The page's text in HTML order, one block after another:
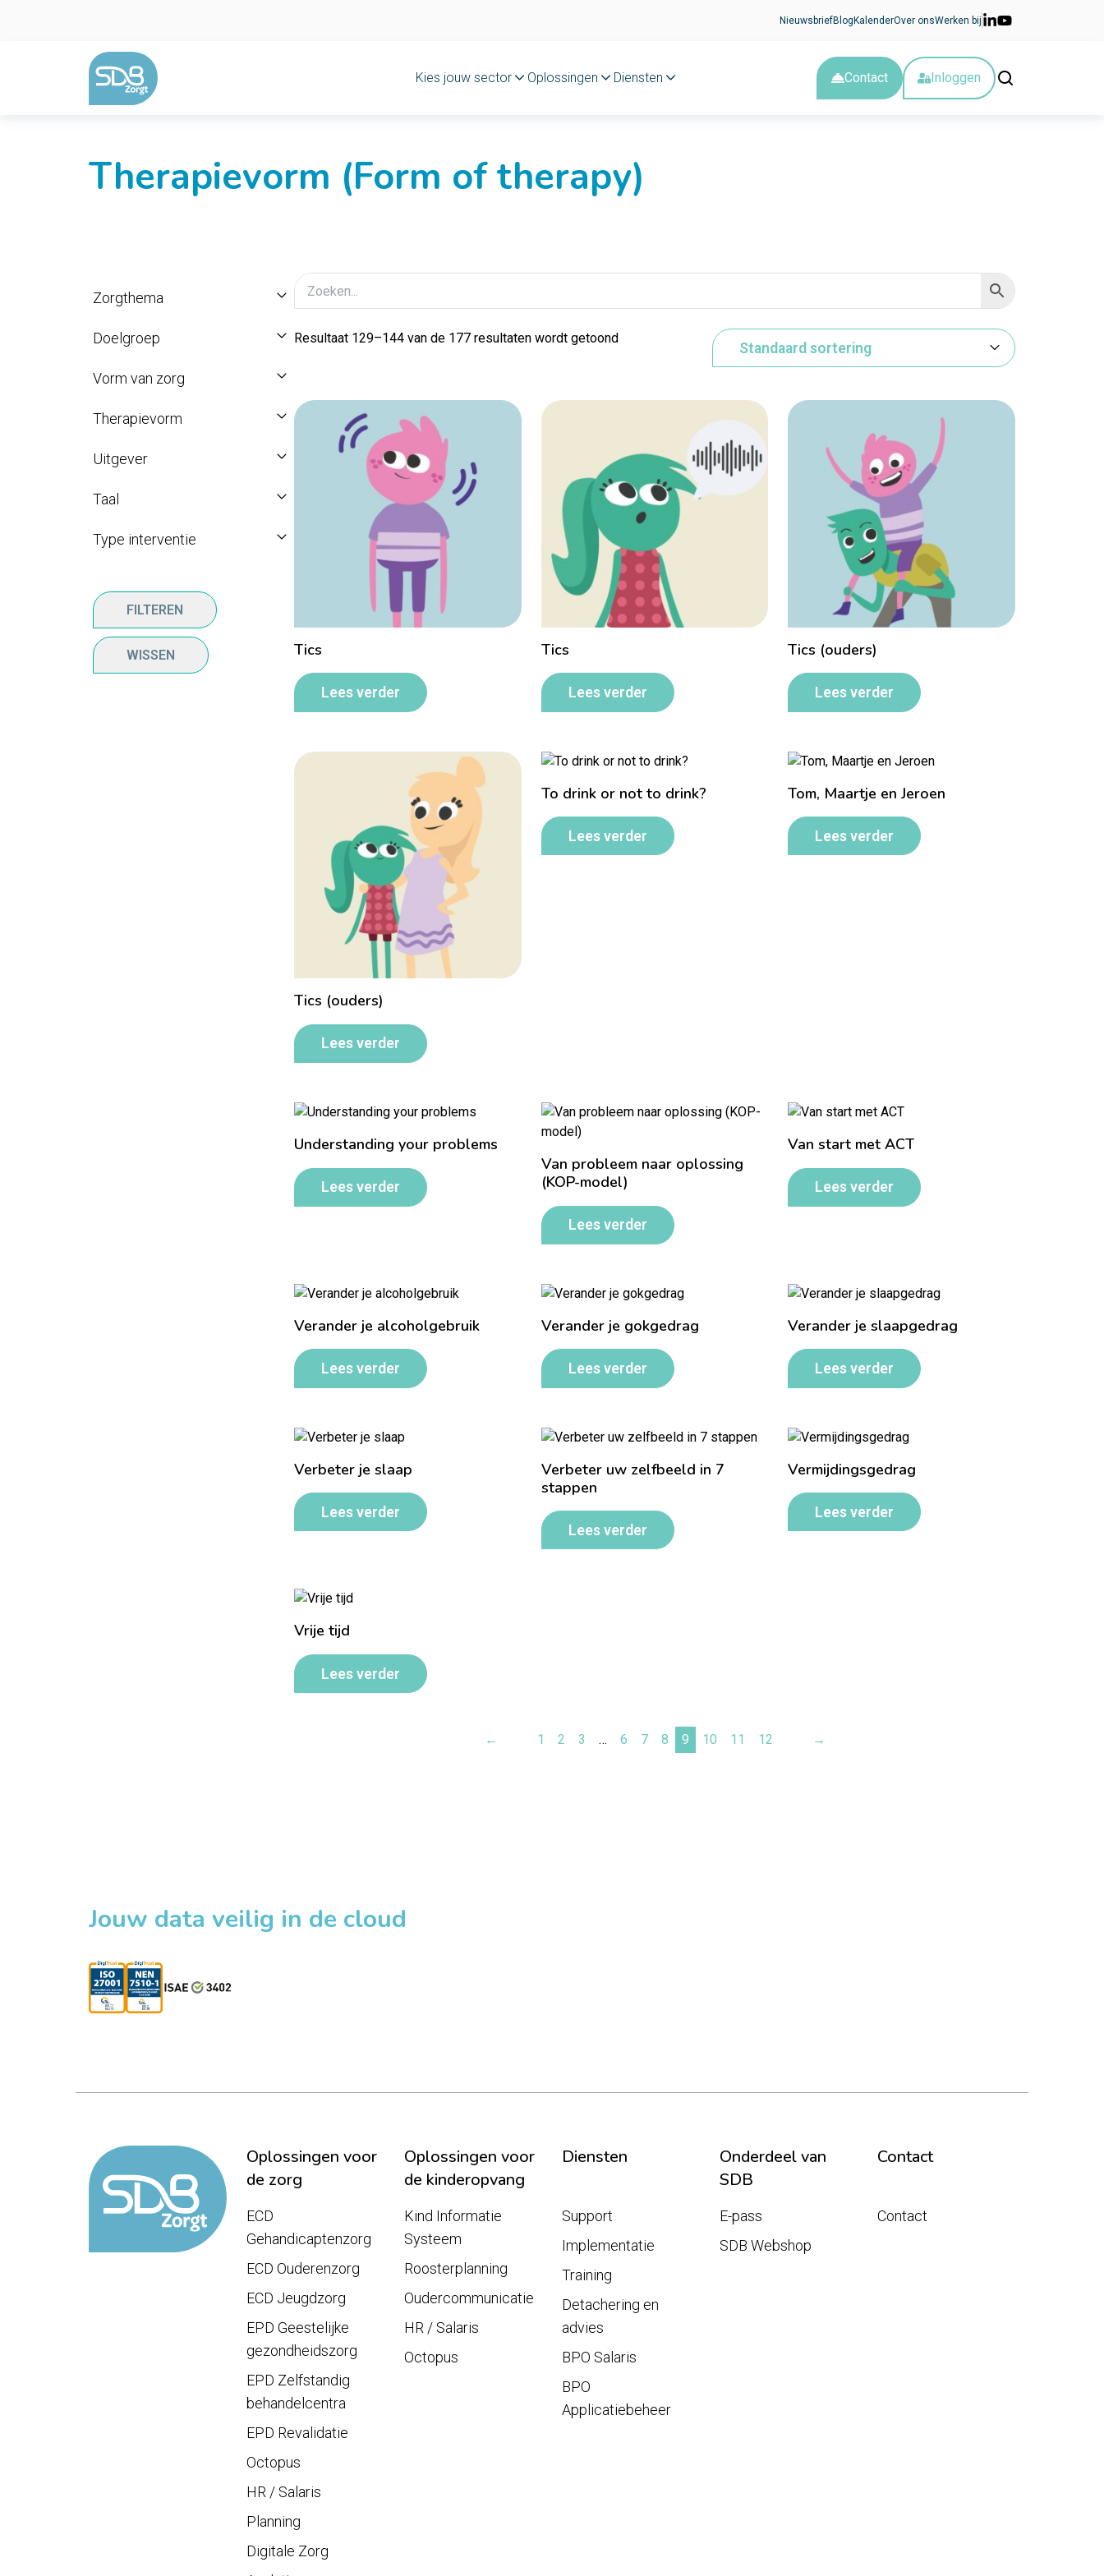
NieuwsbriefBlog KalenderOver onsWerken bij
Kies jouw sector Oplossingen Diensten Contact Inloggen
Therapievorm (Form of therapy)
Zorgthema
Doelgroep
Vorm van zorg
Therapievorm
Uitgever
Taal
Type interventie
FILTEREN
WISSEN
Resultaat 129–144 van de 177 resultaten wordt getoond
Tics
Lees verder
Tics
Lees verder
Tics (ouders)
Lees verder
Tics (ouders)
Lees verder
To drink or not to drink?
Lees verder
Tom, Maartje en Jeroen
Lees verder
Understanding your problems
Lees verder
Van probleem naar oplossing
(KOP-model)
Lees verder
Van start met ACT
Lees verder
Verander je alcoholgebruik
Lees verder
Verander je gokgedrag
Lees verder
Verander je slaapgedrag
Lees verder
Verbeter je slaap
Lees verder
Verbeter uw zelfbeeld in 7
stappen
Lees verder
Vermijdingsgedrag
Lees verder
Vrije tijd
Lees verder
← 1 2 3 … 6 7 8 9 10 11 12 →
Jouw data veilig in de cloud
Oplossingen voor
de zorg
Oplossingen voor
de kinderopvang
Diensten
Onderdeel van
SDB
Contact
ECD
Gehandicaptenzorg
ECD Ouderenzorg
ECD Jeugdzorg
EPD Geestelijke
gezondheidszorg
EPD Zelfstandig
behandelcentra
EPD Revalidatie
Octopus
HR / Salaris
Planning
Digitale Zorg
Kind Informatie
Systeem
Roosterplanning
Oudercommunicatie
HR / Salaris
Octopus
Support
Implementatie
Training
Detachering en
advies
BPO Salaris
BPO
Applicatiebeheer
E-pass
SDB Webshop
Contact